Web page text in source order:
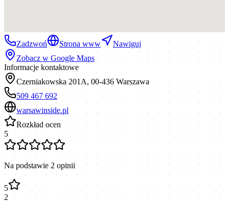
Zadzwoń Strona www
Nawiguj
Zobacz w Google Maps
Informacje kontaktowe
Czerniakowska 201A, 00-436 Warszawa
509 467 692
warsawinside.pl
Rozkład ocen
5
Na podstawie 2opinii
5
2